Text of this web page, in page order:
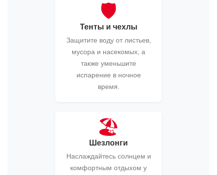
🛡️
Тенты и чехлы
Защитите воду от листьев,
мусора и насекомых, а
также уменьшите
испарение в ночное
время.
🏖️
Шезлонги
Наслаждайтесь солнцем и
комфортным отдыхом у